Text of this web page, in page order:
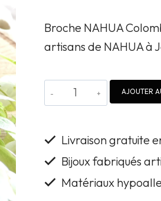
Broche NAHUA
artisans de NAHUA à
quantité
de
NAHUA
Colomba
bleue
AJOUTER
Livraison gratuite
Bijoux fabriqués
Matériaux